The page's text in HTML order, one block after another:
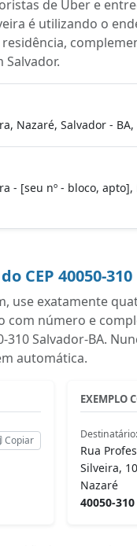
de Uber e
é utilizando o
Nazaré, Salvador - BA,
- [seu nº - bloco, apto],
CEP 40050-
use exatamente
com número e
Salvador-BA.
automática.
Copiar
EXEMPLO
Rua
Silveira,
Nazaré
40050-310